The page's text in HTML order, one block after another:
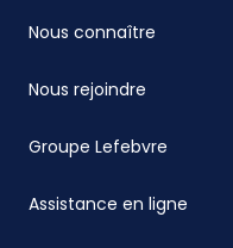
Nous connaître
Nous rejoindre
Groupe Lefebvre
Assistance en ligne